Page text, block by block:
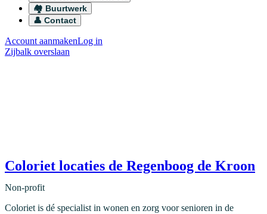
🏘️ Buurtwerk
👤 Contact
Account aanmakenLog in
Zijbalk overslaan
Coloriet locaties de Regenboog de Kroon
Non-profit
Coloriet is dé specialist in wonen en zorg voor senioren in de